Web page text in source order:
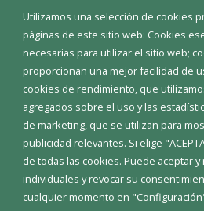
Utilizamos una selección de cookies
páginas de este sitio web: Cookies
necesarias para utilizar el sitio web;
proporcionan una mejor facilidad de
cookies de rendimiento, que
agregados sobre el uso y las
de marketing, que se utilizan para
publicidad relevantes. Si elige
de todas las cookies. Puede aceptar
individuales y revocar su
cualquier momento en